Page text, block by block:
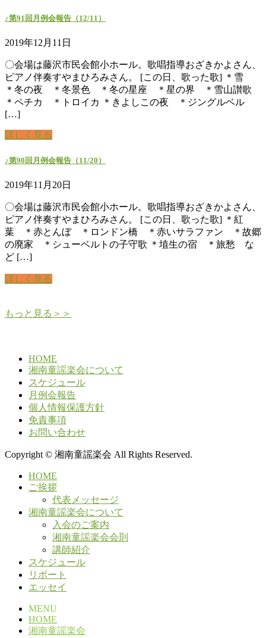
♪第91回月例会報告（12/11）
2019年12月11日
〇会場は藤沢市民会館小ホール。歌唱指導おざきかよさん、
ピアノ伴奏すやまひろみさん。 [この日、歌った歌] ＊雪
＊冬の夜 ＊冬景色 ＊冬の星座 ＊星の界 ＊雪山讃歌
＊ペチカ ＊トロイカ ＊きよしこの夜 ＊ジングルベル
[…]
詳しく見る
♪第90回月例会報告（11/20）
2019年11月20日
〇会場は藤沢市民会館小ホール。歌唱指導おざきかよさん、
ピアノ伴奏すやまひろみさん。 [この日、歌った歌] ＊紅
葉 ＊赤とんぼ ＊ロンドン橋 ＊赤いサラファン ＊故郷
の廃家 ＊シューベルトの子守歌 ＊埴生の宿 ＊旅愁 な
ど […]
詳しく見る
もっと見る＞＞
HOME
湘南童謡楽会について
スケジュール
月例会報告
個人情報保護方針
免責事項
お問い合わせ
Copyright © 湘南童謡楽会 All Rights Reserved.
HOME
ご挨拶
代表メッセージ
湘南童謡楽会について
入会のご案内
湘南童謡楽会会則
講師紹介
スケジュール
リポート
エッセイ
MENU
HOME
湘南童謡楽会